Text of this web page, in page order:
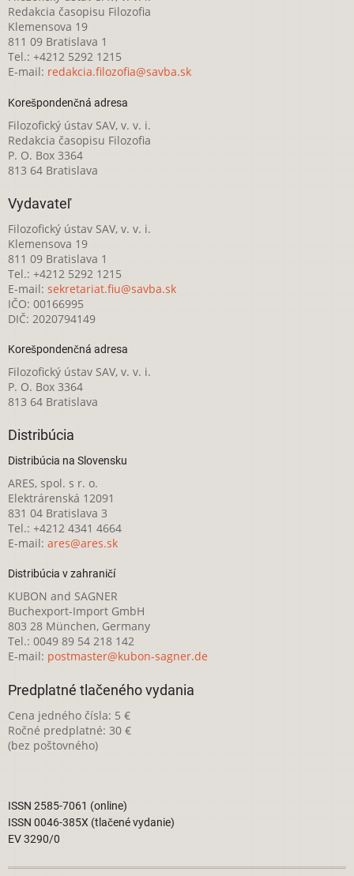
Redakcia časopisu Filozofia
Klemensova 19
811 09 Bratislava 1
Tel.: +4212 5292 1215
E-mail: redakcia.filozofia@savba.sk
Korešpondenčná adresa
Filozofický ústav SAV, v. v. i.
Redakcia časopisu Filozofia
P. O. Box 3364
813 64 Bratislava
Vydavateľ
Filozofický ústav SAV, v. v. i.
Klemensova 19
811 09 Bratislava 1
Tel.: +4212 5292 1215
E-mail: sekretariat.fiu@savba.sk
IČO: 00166995
DIČ: 2020794149
Korešpondenčná adresa
Filozofický ústav SAV, v. v. i.
P. O. Box 3364
813 64 Bratislava
Distribúcia
Distribúcia na Slovensku
ARES, spol. s r. o.
Elektrárenská 12091
831 04 Bratislava 3
Tel.: +4212 4341 4664
E-mail: ares@ares.sk
Distribúcia v zahraničí
KUBON and SAGNER
Buchexport-Import GmbH
803 28 München, Germany
Tel.: 0049 89 54 218 142
E-mail: postmaster@kubon-sagner.de
Predplatné tlačeného vydania
Cena jedného čísla: 5 €
Ročné predplatné: 30 €
(bez poštovného)
ISSN 2585-7061 (online)
ISSN 0046-385X (tlačené vydanie)
EV 3290/0